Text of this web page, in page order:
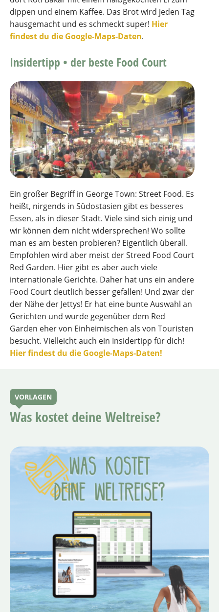
dippen und einem Kaffee. Das Brot wird jeden Tag
hausgemacht und es schmeckt super! Hier
findest du die Google-Maps-Daten.
Insidertipp • der beste Food Court
Ein großer Begriff in George Town: Street Food. Es
heißt, nirgends in Südostasien gibt es besseres
Essen, als in dieser Stadt. Viele sind sich einig und
wir können dem nicht widersprechen! Wo sollte
man es am besten probieren? Eigentlich überall.
Empfohlen wird aber meist der Streed Food Court
Red Garden. Hier gibt es aber auch viele
internationale Gerichte. Daher hat uns ein andere
Food Court deutlich besser gefallen! Und zwar der
der Nähe der Jettys! Er hat eine bunte Auswahl an
Gerichten und wurde gegenüber dem Red
Garden eher von Einheimischen als von Touristen
besucht. Vielleicht auch ein Insidertipp für dich!
Hier findest du die Google-Maps-Daten!
VORLAGEN
Was kostet deine Weltreise?